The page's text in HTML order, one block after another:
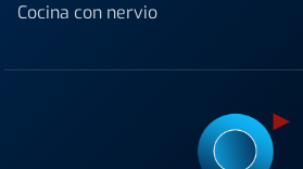
Cocina con nervio